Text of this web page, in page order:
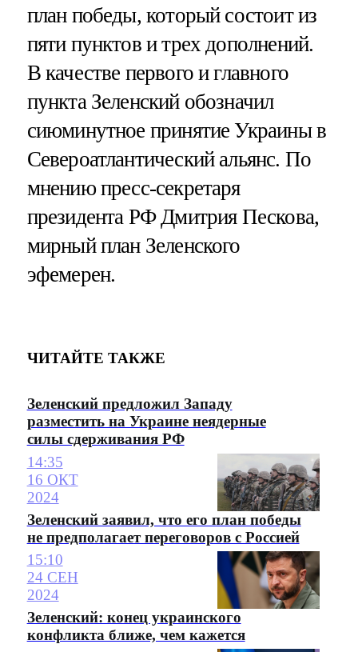
план победы, который состоит из
пяти пунктов и трех дополнений.
В качестве первого и главного
пункта Зеленский обозначил
сиюминутное принятие Украины в
Североатлантический альянс. По
мнению пресс-секретаря
президента РФ Дмитрия Пескова,
мирный план Зеленского
эфемерен.
ЧИТАЙТЕ ТАКЖЕ
Зеленский предложил Западу
разместить на Украине неядерные
силы сдерживания РФ
14:35
16 ОКТ
2024
Зеленский заявил, что его план победы
не предполагает переговоров с Россией
15:10
24 СЕН
2024
Зеленский: конец украинского
конфликта ближе, чем кажется